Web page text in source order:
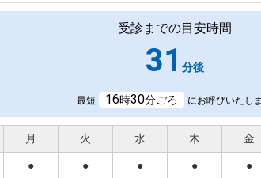
受診までの目安時間
31 分後
最短 16時30分ごろ にお呼びいたし
月 火 水 木 金
● ● ● ● ●